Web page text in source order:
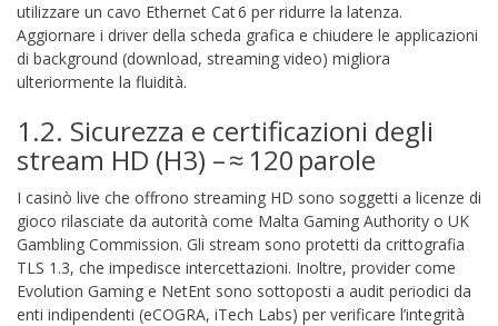
utilizzare un cavo Ethernet Cat 6 per ridurre la latenza.
Aggiornare i driver della scheda grafica e chiudere le applicazioni
di background (download, streaming video) migliora
ulteriormente la fluidità.
1.2. Sicurezza e certificazioni degli
stream HD (H3) – ≈ 120 parole
I casinò live che offrono streaming HD sono soggetti a licenze di
gioco rilasciate da autorità come Malta Gaming Authority o UK
Gambling Commission. Gli stream sono protetti da crittografia
TLS 1.3, che impedisce intercettazioni. Inoltre, provider come
Evolution Gaming e NetEnt sono sottoposti a audit periodici da
enti indipendenti (eCOGRA, iTech Labs) per verificare l’integrità